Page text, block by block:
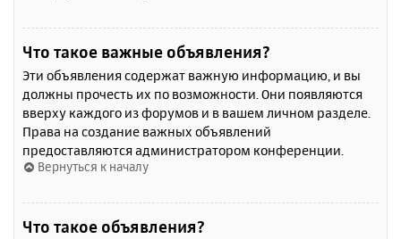
Что такое важные объявления?
Эти объявления содержат важную информацию, и вы
должны прочесть их по возможности. Они появляются
вверху каждого из форумов и в вашем личном разделе.
Права на создание важных объявлений
предоставляются администратором конференции.
Вернуться к началу
Что такое объявления?